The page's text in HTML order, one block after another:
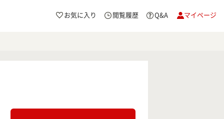
お気に入り 閲覧履歴 Q&A マイページ